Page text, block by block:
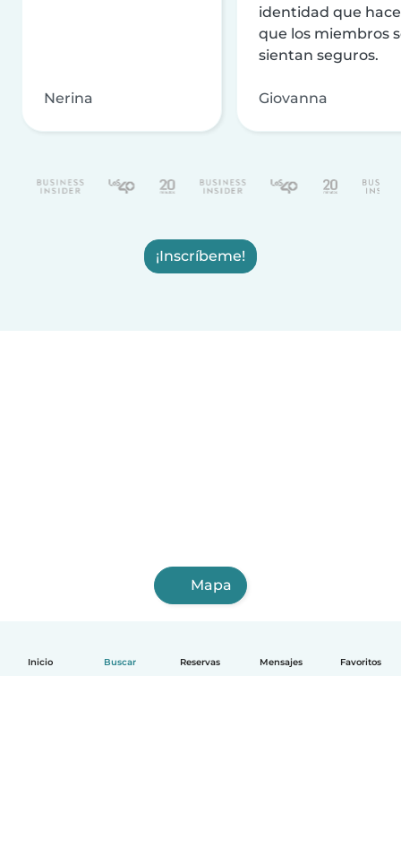
Inicio Buscar Reservas Mensajes Favoritos
Nerina
identidad que
que los miembros
sientan seguros.
Giovanna
¡Inscríbeme!
Mapa